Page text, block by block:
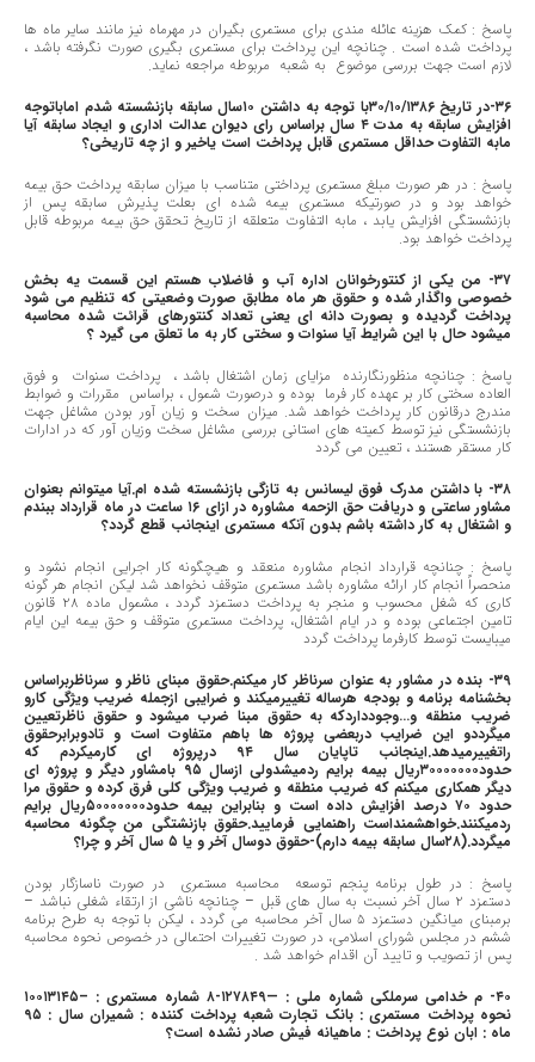
پاسخ : کمک هزینه عائله مندی برای مستمری بگیران در مهرماه نیز مانند سایر ماه ها
پرداخت شده است . چنانچه این پرداخت برای مستمری بگیری صورت نگرفته باشد ،
لازم است جهت بررسی موضوع به شعبه مربوطه مراجعه نماید.
٣٦-در تاریخ ٣٠/١٠/١٣٨٦با توجه به داشتن ١٠سال سابقه بازنشسته شدم اماباتوجه
افزایش سابقه به مدت ٤ سال براساس رای دیوان عدالت اداری و ایجاد سابقه آیا
مابه التفاوت حداقل مستمری قابل پرداخت است یاخیر و از چه تاریخی؟
پاسخ : در هر صورت مبلغ مستمری پرداختی متناسب با میزان سابقه پرداخت حق بیمه
خواهد بود و در صورتیکه مستمری بیمه شده ای بعلت پذیرش سابقه پس از
بازنشستگی افزایش یابد ، مابه التفاوت متعلقه از تاریخ تحقق حق بیمه مربوطه قابل
پرداخت خواهد بود.
٣٧- من یکی از کنتورخوانان اداره آب و فاضلاب هستم این قسمت یه بخش
خصوصی واگذار شده و حقوق هر ماه مطابق صورت وضعیتی که تنظیم می شود
پرداخت گردیده و بصورت دانه ای یعنی تعداد کنتورهای قرائت شده محاسبه
میشود حال با این شرایط آیا سنوات و سختی کار به ما تعلق می گیرد ؟
پاسخ : چنانچه منظورنگارنده مزایای زمان اشتغال باشد ، پرداخت سنوات و فوق
العاده سختی کار بر عهده کار فرما بوده و درصورت شمول ، براساس مقررات و ضوابط
مندرج درقانون کار پرداخت خواهد شد. میزان سخت و زیان آور بودن مشاغل جهت
بازنشستگی نیز توسط کمیته های استانی بررسی مشاغل سخت وزیان آور که در ادارات
کار مستقر هستند ، تعیین می گردد
٣٨- با داشتن مدرک فوق لیسانس به تازگی بازنشسته شده ام.آیا میتوانم بعنوان
مشاور ساعتی و دریافت حق الزحمه مشاوره در ازای ١٦ ساعت در ماه قرارداد ببندم
و اشتغال به کار داشته باشم بدون آنکه مستمری اینجانب قطع گردد؟
پاسخ : چنانچه قرارداد انجام مشاوره منعقد و هیچگونه کار اجرایی انجام نشود و
منحصراً انجام کار ارائه مشاوره باشد مستمری متوقف نخواهد شد لیکن انجام هر گونه
کاری که شغل محسوب و منجر به پرداخت دستمزد گردد ، مشمول ماده ٢٨ قانون
تامین اجتماعی بوده و در ایام اشتغال، پرداخت مستمری متوقف و حق بیمه این ایام
میبایست توسط کارفرما پرداخت گردد
٣٩- بنده در مشاور به عنوان سرناظر کار میکنم.حقوق مبنای ناظر و سرناظربراساس
بخشنامه برنامه و بودجه هرساله تغییرمیکند و ضرایبی ازجمله ضریب ویژگی کارو
ضریب منطقه و…وجودداردکه به حقوق مبنا ضرب میشود و حقوق ناظرتعیین
میگرددو این ضرایب دربعضی پروژه ها باهم متفاوت است و تادوبرابرحقوق
راتغییرمیدهد.اینجانب تاپایان سال ٩٤ درپروژه ای کارمیکردم که
حدود٣٠٠٠٠٠٠٠ریال بیمه برایم ردمیشدولی ازسال ٩٥ بامشاور دیگر و پروژه ای
دیگر همکاری میکنم که ضریب منطقه و ضریب ویژگی کلی فرق کرده و حقوق مرا
حدود ٧٠ درصد افزایش داده است و بنابراین بیمه حدود٥٠٠٠٠٠٠٠ریال برایم
ردمیکنند.خواهشمنداست راهنمایی فرمایید.حقوق بازنشتگی من چگونه محاسبه
میگردد.(٢٨سال سابقه بیمه دارم)-حقوق دوسال آخر و یا ٥ سال آخر و چرا؟
پاسخ : در طول برنامه پنجم توسعه محاسبه مستمری در صورت ناسازگار بودن
دستمزد ٢ سال آخر نسبت به سال های قبل – چنانچه ناشی از ارتقاء شغلی نباشد –
برمبنای میانگین دستمزد ٥ سال آخر محاسبه می گردد ، لیکن با توجه به طرح برنامه
ششم در مجلس شورای اسلامی، در صورت تغییرات احتمالی در خصوص نحوه محاسبه
پس از تصویب و تایید آن اقدام خواهد شد .
٤٠- م خدامی سرملکی شماره ملی : —۱۲۷۸۴۹-۸ شماره مستمری : –۱۰۰۱۳۱۴۵
نحوه پرداخت مستمری : بانک تجارت شعبه پرداخت کننده : شمیران سال : ٩٥
ماه : ابان نوع پرداخت : ماهیانه فیش صادر نشده است؟